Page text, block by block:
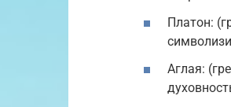
Платон:
Аглая: